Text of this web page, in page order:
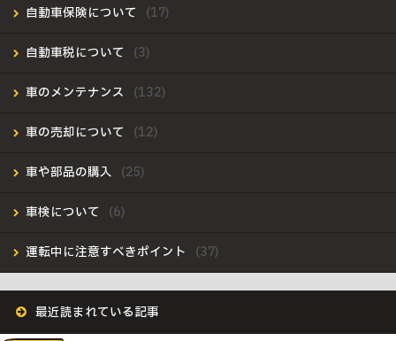
自動車保険について
自動車税について
車のメンテナンス
車の売却について
車や部品の購入
車検について
運転中に注意すべきポイント
最近読まれている記事